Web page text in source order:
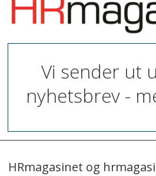
Vi sender ut
nyhetsbrev -
HRmagasinet og